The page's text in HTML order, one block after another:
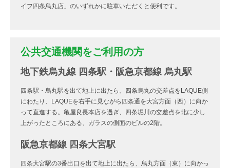
イフ四条烏丸店」のいずれかに駐車いただくと便利です。
公共交通機関をご利用の方
地下鉄烏丸線 四条駅・阪急京都線 烏丸駅
四条駅・烏丸駅を出て地上に出たら、四条烏丸の交差点をLAQUE側
にわたり、LAQUEを右手に見ながら四条通を大宮方面（西）に向か
って直進する。亀屋良長本店を過ぎ、四条堀川の交差点を北に少し
上がったところにある、ガラスの側面のビルの2階。
阪急京都線 四条大宮駅
四条大宮駅の3番出口を出て地上に出たら、烏丸方面（東）に向かっ